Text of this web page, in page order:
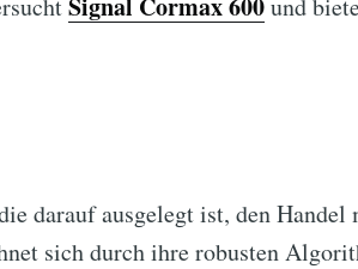
Signal Cormax 600und
darauf ausgelegt ist, den Handel
sich durch ihre robusten